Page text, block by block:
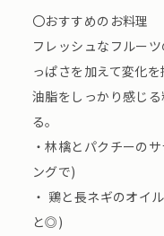
〇おすすめのお料理
フレッシュなフルー
っぱさを加えて変化を
油脂をしっかり感じ
る。
・林檎とパクチーの
ングで)
・ 鶏と長ネギのオイ
と◎)